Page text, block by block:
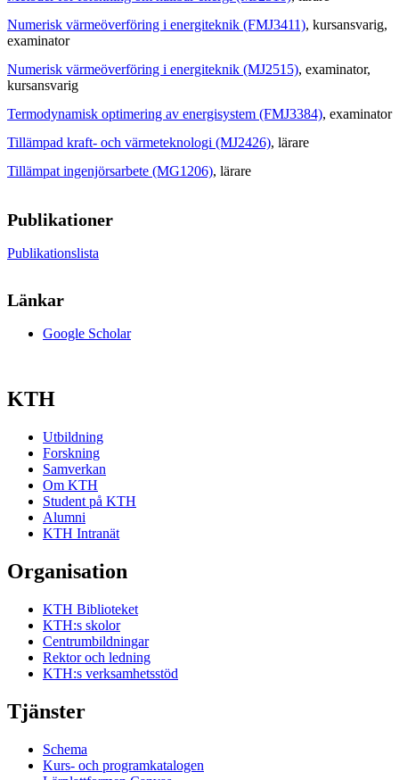
Numerisk värmeöverföring i energiteknik (FMJ3411), kursansvarig,
examinator
Numerisk värmeöverföring i energiteknik (MJ2515), examinator,
kursansvarig
Termodynamisk optimering av energisystem (FMJ3384), examinator
Tillämpad kraft- och värmeteknologi (MJ2426), lärare
Tillämpat ingenjörsarbete (MG1206), lärare
Publikationer
Publikationslista
Länkar
Google Scholar
KTH
Utbildning
Forskning
Samverkan
Om KTH
Student på KTH
Alumni
KTH Intranät
Organisation
KTH Biblioteket
KTH:s skolor
Centrumbildningar
Rektor och ledning
KTH:s verksamhetsstöd
Tjänster
Schema
Kurs- och programkatalogen